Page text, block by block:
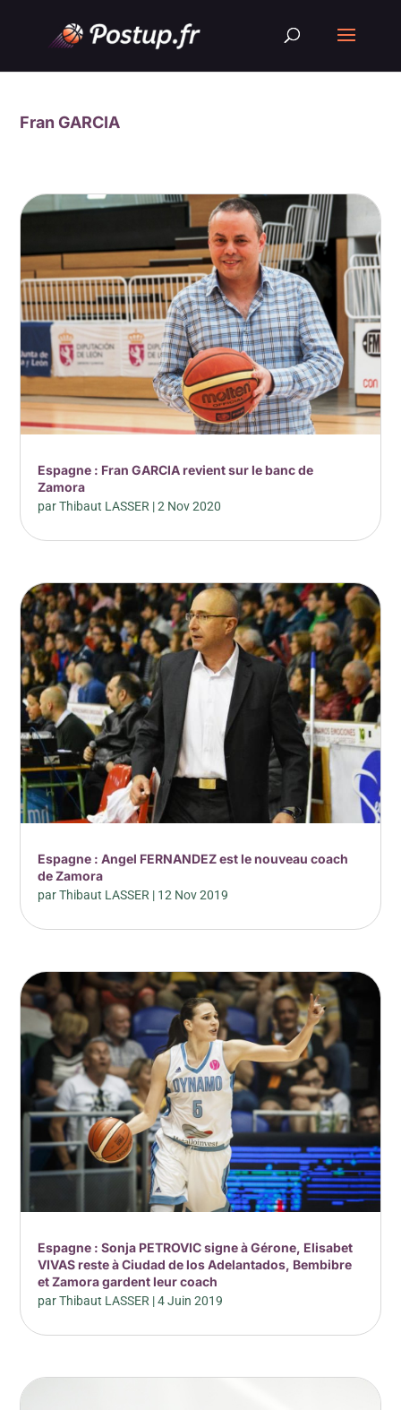
Fran GARCIA
Espagne : Fran GARCIA revient sur le banc de
Zamora
parThibaut LASSER |2 Nov 2020
Espagne : Angel FERNANDEZ est le nouveau coach
de Zamora
parThibaut LASSER | 12 Nov 2019
Espagne : Sonja PETROVIC signe à Gérone, Elisabet
VIVAS reste à Ciudad de los Adelantados, Bembibre
et Zamora gardent leur coach
parThibaut LASSER |4 Juin 2019